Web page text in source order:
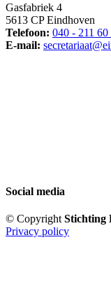
Gasfabriek 4
5613 CP Eindhoven
Telefoon: 040 - 211 60
E-mail:
Social media
© CopyrightStichting
Privacy policy